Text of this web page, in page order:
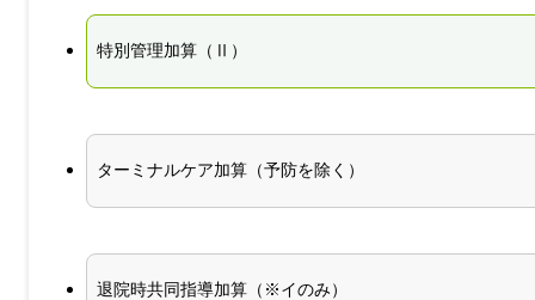
特別管理加算（Ⅱ）
ターミナルケア加算（予防を除く）
退院時共同指導加算（※イのみ）